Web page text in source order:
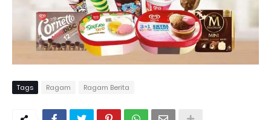
Tags Ragam Ragam Berita